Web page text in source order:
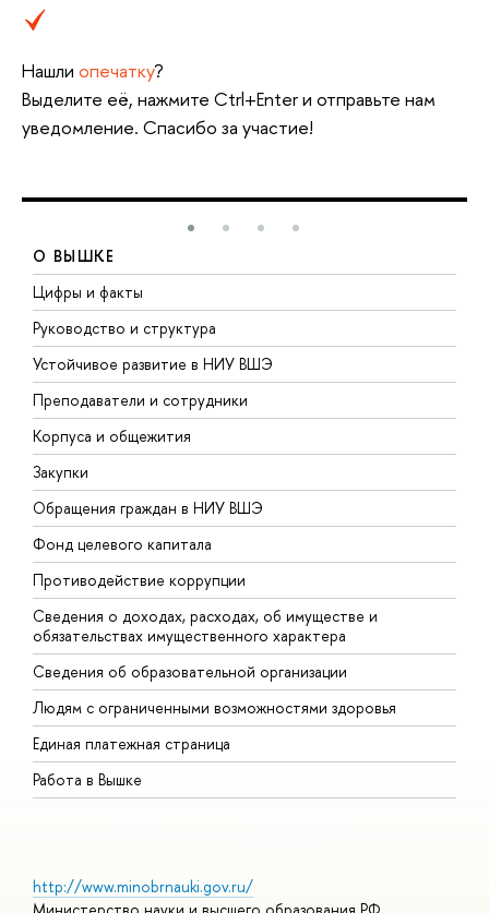
Нашли опечатку?
Выделите её, нажмите Ctrl+Enter и отправьте нам
уведомление. Спасибо за участие!
О ВЫШКЕ
Цифры и факты
Руководство и структура
Устойчивое развитие в НИУ ВШЭ
Преподаватели и сотрудники
Корпуса и общежития
Закупки
Обращения граждан в НИУ ВШЭ
Фонд целевого капитала
Противодействие коррупции
Сведения о доходах, расходах, об имуществе и
обязательствах имущественного характера
Сведения об образовательной организации
Людям с ограниченными возможностями здоровья
Единая платежная страница
Работа в Вышке
http://www.minobrnauki.gov.ru/
Министерство науки и высшего образования РФ